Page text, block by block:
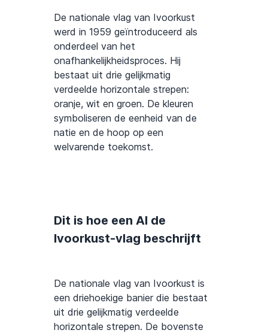
De nationale vlag van Ivoorkust
werd in 1959 geïntroduceerd als
onderdeel van het
onafhankelijkheidsproces. Hij
bestaat uit drie gelijkmatig
verdeelde horizontale strepen:
oranje, wit en groen. De kleuren
symboliseren de eenheid van de
natie en de hoop op een
welvarende toekomst.
Dit is hoe een AI de
Ivoorkust-vlag beschrijft
De nationale vlag van Ivoorkust is
een driehoekige banier die bestaat
uit drie gelijkmatig verdeelde
horizontale strepen. De bovenste